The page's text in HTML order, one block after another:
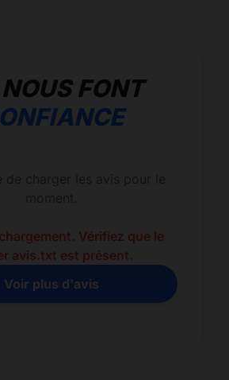
FONT
Vérifiez que le
avis.txt est présent.
Voir plus d'avis